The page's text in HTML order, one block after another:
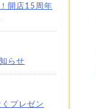
開店15周年
らせ
プレゼン